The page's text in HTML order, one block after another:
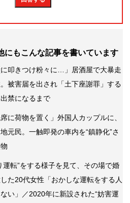
にもこんな記事を書いています
に叩きつけ粉々に…」居酒屋で大暴走
被害届を出され「土下座謝罪」する
禁になるまで
席に荷物を置く」外国人カップルに、
元民。一触即発の車内を“鎮静化”さ
運転”をする様子を見て、その場で婚
た20代女性「おかしな運転をする人
い」／2020年に新設された“妨害運